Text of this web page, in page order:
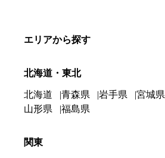
エリアから探す
北海道・東北
北海道 青森県 岩手県 宮城県
山形県
福島県
関東